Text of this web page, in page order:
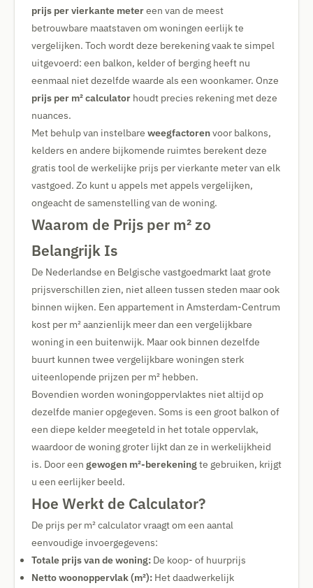
prijs per vierkante metereen van de meest
betrouwbare maatstaven om woningen eerlijk te
vergelijken. Toch wordt deze berekening vaak te simpel
uitgevoerd: een balkon, kelder of berging heeft nu
eenmaal niet dezelfde waarde als een woonkamer. Onze
prijs per m² calculator houdt precies rekening met deze
nuances.
Met behulp van instelbare weegfactorenvoor balkons,
kelders en andere bijkomende ruimtes berekent deze
gratis tool de werkelijke prijs per vierkante meter van elk
vastgoed. Zo kunt u appels met appels vergelijken,
ongeacht de samenstelling van de woning.
Waarom de Prijs per m² zo
Belangrijk Is
De Nederlandse en Belgische vastgoedmarkt laat grote
prijsverschillen zien, niet alleen tussen steden maar ook
binnen wijken. Een appartement in Amsterdam-Centrum
kost per m² aanzienlijk meer dan een vergelijkbare
woning in een buitenwijk. Maar ook binnen dezelfde
buurt kunnen twee vergelijkbare woningen sterk
uiteenlopende prijzen per m² hebben.
Bovendien worden woningoppervlaktes niet altijd op
dezelfde manier opgegeven. Soms is een groot balkon of
een diepe kelder meegeteld in het totale oppervlak,
waardoor de woning groter lijkt dan ze in werkelijkheid
is. Door een gewogen m²-berekeningte gebruiken, krijgt
u een eerlijker beeld.
Hoe Werkt de Calculator?
De prijs per m² calculator vraagt om een aantal
eenvoudige invoergegevens:
Totale prijs van de woning: De koop- of huurprijs
Netto woonoppervlak (m²): Het daadwerkelijk